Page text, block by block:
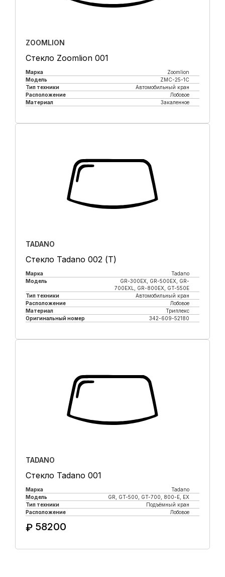
ZOOMLION
Стекло Zoomlion 001
Марка
Zoomlion
Модель
ZMC-25-1С
Тип техники
Автомобильный кран
Расположение
Лобовое
Материал
Закаленное
TADANO
Стекло Tadano 002 (Т)
Марка
Tadano
Модель
GR-300EX, GR-500EX, GR-
700EXL, GR-800EX, GT-550E
Тип техники
Автомобильный кран
Расположение
Лобовое
Материал
Триплекс
Оригинальный номер
342-609-52180
TADANO
Стекло Tadano 001
Марка
Tadano
Модель
GR, GT-500, GT-700, 800-E, EX
Тип техники
Подъёмный кран
Расположение
Лобовое
₽ 58200